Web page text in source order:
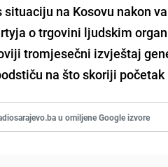
na Kosovu nakon
o trgovini ljudskim
tromjesečni izvještaj
na što skoriji
u omiljene Google izvore